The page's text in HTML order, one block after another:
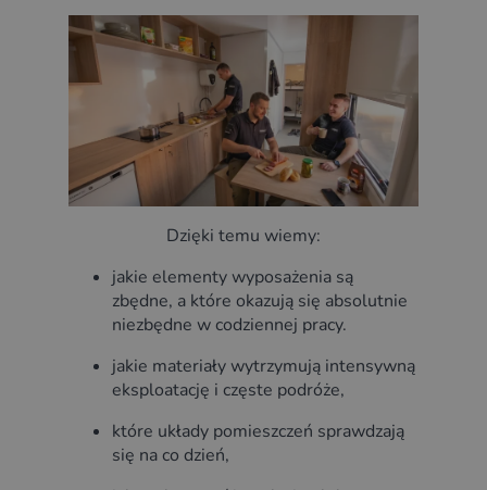
Dzięki temu wiemy:
jakie elementy wyposażenia są
zbędne, a które okazują się absolutnie
niezbędne w codziennej pracy.
jakie materiały wytrzymują intensywną
eksploatację i częste podróże,
które układy pomieszczeń sprawdzają
się na co dzień,